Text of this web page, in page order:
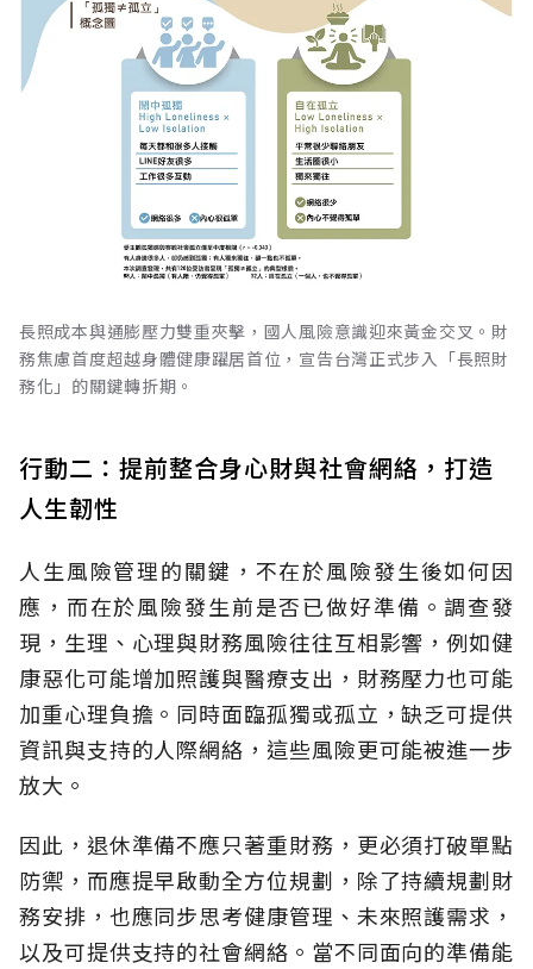
長照成本與通膨壓力雙重夾擊，國人風險意識迎來黃金交叉。財
務焦慮首度超越身體健康躍居首位，宣告台灣正式步入「長照財
務化」的關鍵轉折期。
行動二：提前整合身心財與社會網絡，打造
人生韌性
人生風險管理的關鍵，不在於風險發生後如何因
應，而在於風險發生前是否已做好準備。調查發
現，生理、心理與財務風險往往互相影響，例如健
康惡化可能增加照護與醫療支出，財務壓力也可能
加重心理負擔。同時面臨孤獨或孤立，缺乏可提供
資訊與支持的人際網絡，這些風險更可能被進一步
放大。
因此，退休準備不應只著重財務，更必須打破單點
防禦，而應提早啟動全方位規劃，除了持續規劃財
務安排，也應同步思考健康管理、未來照護需求，
以及可提供支持的社會網絡。當不同面向的準備能